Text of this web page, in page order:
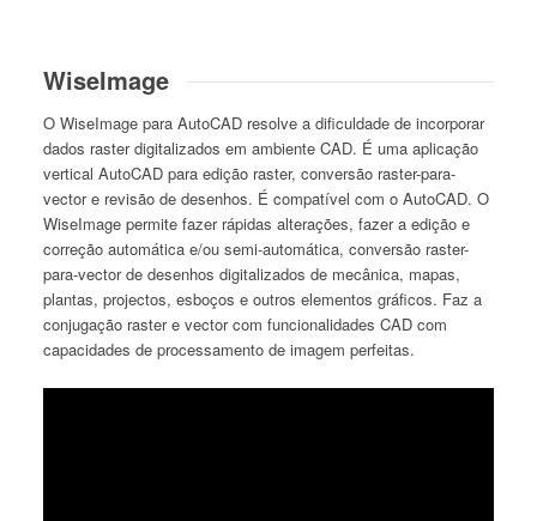
WiseImage
O WiseImage para AutoCAD resolve a dificuldade de incorporar
dados raster digitalizados em ambiente CAD. É uma aplicação
vertical AutoCAD para edição raster, conversão raster-para-
vector e revisão de desenhos. É compatível com o AutoCAD. O
WiseImage permite fazer rápidas alterações, fazer a edição e
correção automática e/ou semi-automática, conversão raster-
para-vector de desenhos digitalizados de mecânica, mapas,
plantas, projectos, esboços e outros elementos gráficos. Faz a
conjugação raster e vector com funcionalidades CAD com
capacidades de processamento de imagem perfeitas.